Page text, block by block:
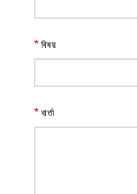
* বিষয়
* বার্তা